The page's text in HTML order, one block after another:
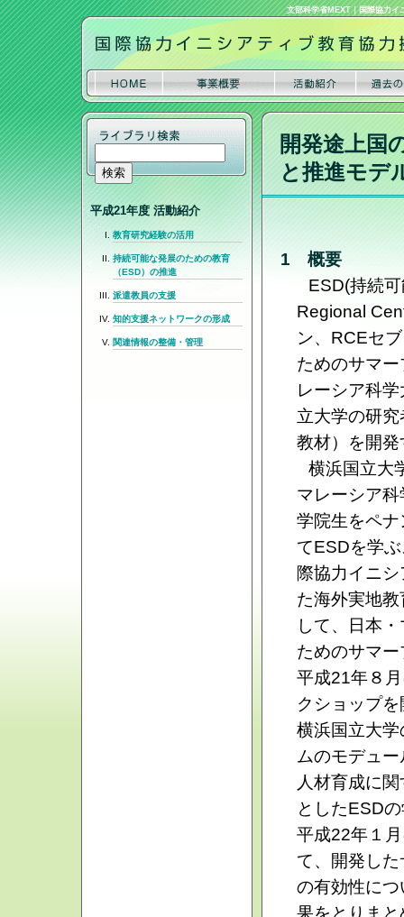
文部科学省MEXT｜国際協力イ
平成21年度 活動紹介
教育研究経験の活用
持続可能な発展のための教育
（ESD）の推進
派遣教員の支援
知的支援ネットワークの形成
関連情報の整備・管理
開発途上国
と推進モデ
1 概要
ESD(持続
Regional
ン、RCEセ
ためのサマ
レーシア科
立大学の研
教材）を開発
横浜国立大
マレーシア
学院生をペ
てESDを学
際協力イニ
た海外実地
して、日本
ためのサマ
平成21年８
クショップ
横浜国立大
ムのモデュ
人材育成に
としたESD
平成22年１
て、開発し
の有効性に
果をとりま